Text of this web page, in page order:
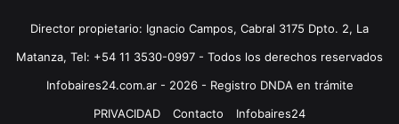
Director propietario: Ignacio Campos, Cabral 3175 Dpto. 2, La
Matanza, Tel: +54 11 3530-0997 - Todos los derechos reservados
Infobaires24.com.ar - 2026 - Registro DNDA en trámite
PRIVACIDAD
Contacto Infobaires24